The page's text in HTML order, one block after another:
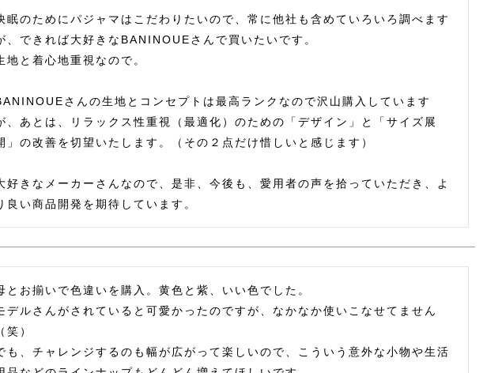
眠のためにパジャマはこだわりたいので、常に他社も含めていろいろ調べます
、できれば大好きなBANINOUEさんで買いたいです。
地と着心地重視なので。
さんの生地とコンセプトは最高ランクなので沢山購入しています
、あとは、リラックス性重視（最適化）のための「デザイン」と「サイズ展
」の改善を切望いたします。（その２点だけ惜しいと感じます）
好きなメーカーさんなので、是非、今後も、愛用者の声を拾っていただき、よ
とお揃いで色違いを購入。黄色と紫、いい色でした。
デルさんがされていると可愛かったのですが、なかなか使いこなせてません
（笑）
も、チャレンジするのも幅が広がって楽しいので、こういう意外な小物や生活